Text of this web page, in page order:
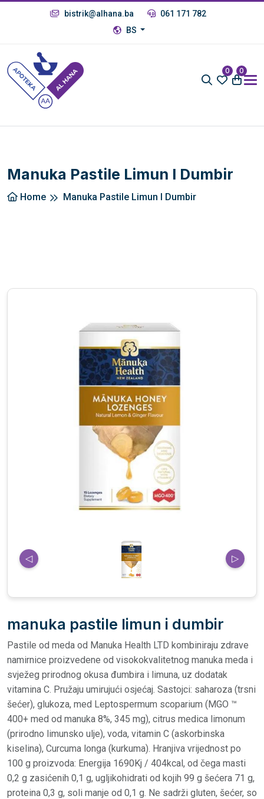
bistrik@alhana.ba
061 171 782
BS
0 0
Manuka Pastile Limun I Dumbir
Home Manuka Pastile Limun I Dumbir
◁ ▷
manuka pastile limun i dumbir
Pastile od meda od Manuka Health LTD kombiniraju zdrave
namirnice proizvedene od visokokvalitetnog manuka meda i
svježeg prirodnog okusa đumbira i limuna, uz dodatak
vitamina C. Pružaju umirujući osjećaj. Sastojci: saharoza (trsni
šećer), glukoza, med Leptospermum scoparium (MGO ™
400+ med od manuka 8%, 345 mg), citrus medica limonum
(prirodno limunsko ulje), voda, vitamin C (askorbinska
kiselina), Curcuma longa (kurkuma). Hranjiva vrijednost po
100 g proizvoda: Energija 1690Kj / 404kcal, od čega masti
0,2 g zasićenih 0,1 g, ugljikohidrati od kojih 99 g šećera 71 g,
proteina 0,3 g, soli manje od 0,1 g. Ne sadrži gluten, šećer, so